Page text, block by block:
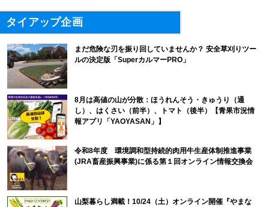
タイアップ企画
まだ危険な刃を振り回していませんか？ 安全草刈りツー
ルの決定版「SuperカルマーPRO」
8月は高値の山が分散：ほうれんそう・きゅうり（通
し）、はくさい（前半）、トマト（後半）【青果市況情
報アプリ「YAOYASAN」】
令和8年度 環境調和型持続的肉用牛生産体制推進事業
(JRA畜産振興事業)に係る第１回オンライン情報交換会
山梨暮らし満載！10/24（土）オンライン開催『やまな